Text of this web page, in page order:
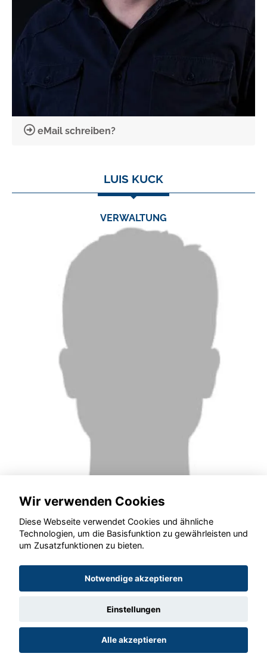
eMail schreiben?
LUIS KUCK
VERWALTUNG
WERKSTATT
Wir verwenden Cookies
Diese Webseite verwendet Cookies und ähnliche
Technologien, um die Basisfunktion zu gewährleisten und
um Zusatzfunktionen zu bieten.
Notwendige akzeptieren
Einstellungen
Alle akzeptieren